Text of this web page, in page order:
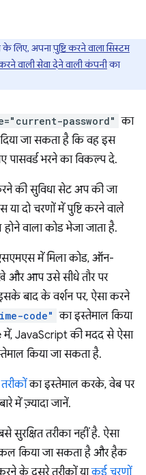
के लिए, अपनापुष्टि करने वाला सिस्टम
वाली सेवा देने वाली कंपनीका
password" का
जा सकता है कि वह इस
भरने का विकल्प दे.
की सुविधा सेट अप की जा
दो चरणों में पुष्टि करने वाले
वाला कोड भेजा जाता है.
में मिला कोड, ऑन-
और आप उसे सीधे तौर पर
बाद के वर्शन पर, ऐसा करने
code" का इस्तेमाल किया
JavaScript की मदद से ऐसा
किया जा सकता है.
का इस्तेमाल करके, वेब पर
में ज़्यादा जानें.
सुरक्षित तरीका नहीं है. ऐसा
किया जा सकता है और हैक
के दूसरे तरीकों याकई चरणों